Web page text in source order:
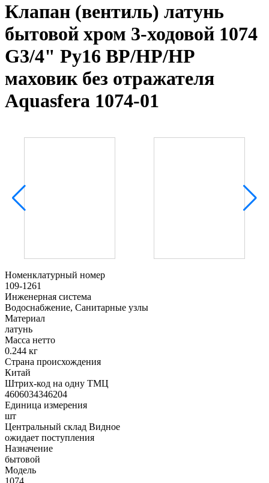
Клапан (вентиль) латунь
бытовой хром 3-ходовой 1074
G3/4" Ру16 ВР/НР/НР
маховик без отражателя
Aquasfera 1074-01
Номенклатурный номер
109-1261
Инженерная система
Водоснабжение, Санитарные узлы
Материал
латунь
Масса нетто
0.244 кг
Страна происхождения
Китай
Штрих-код на одну ТМЦ
4606034346204
Единица измерения
шт
Центральный склад Видное
ожидает поступления
Назначение
бытовой
Модель
1074